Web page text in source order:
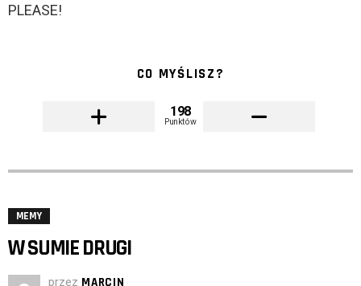
PLEASE!
CO MYŚLISZ?
198
Punktów
MEMY
W SUMIE DRUGI
przez MARCIN